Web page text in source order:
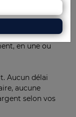
en une ou
Aucun délai
aucune
selon vos